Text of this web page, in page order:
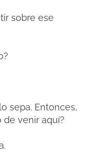
sobre ese
sepa. Entonces,
venir aquí?